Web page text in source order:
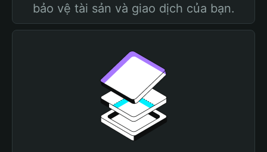
bảo vệ tài sản và giao dịch của bạn.